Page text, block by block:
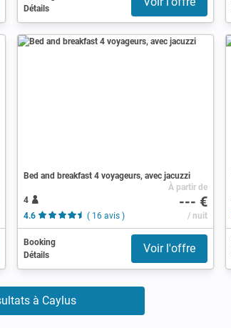
Détails
Bed and breakfast 4 voyageurs, avec jacuzzi
4
4.6
( 16 avis )
À partir de
--- €
/ nuit
Booking
Détails
Voir l'offre
à Caylus